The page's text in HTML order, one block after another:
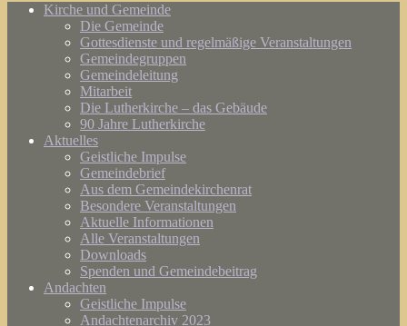
Kirche und Gemeinde
Die Gemeinde
Gottesdienste und regelmäßige Veranstaltungen
Gemeindegruppen
Gemeindeleitung
Mitarbeit
Die Lutherkirche – das Gebäude
90 Jahre Lutherkirche
Aktuelles
Geistliche Impulse
Gemeindebrief
Aus dem Gemeindekirchenrat
Besondere Veranstaltungen
Aktuelle Informationen
Alle Veranstaltungen
Downloads
Spenden und Gemeindebeitrag
Andachten
Geistliche Impulse
Andachtenarchiv 2023